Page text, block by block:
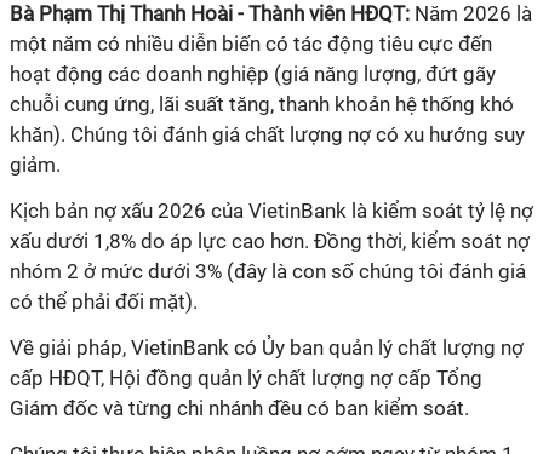
Bà Phạm Thị Thanh Hoài - Thành viên HĐQT: Năm 2026 là
một năm có nhiều diễn biến có tác động tiêu cực đến
hoạt động các doanh nghiệp (giá năng lượng, đứt gãy
chuỗi cung ứng, lãi suất tăng, thanh khoản hệ thống khó
khăn). Chúng tôi đánh giá chất lượng nợ có xu hướng suy
giảm.
Kịch bản nợ xấu 2026 của VietinBank là kiểm soát tỷ lệ nợ
xấu dưới 1,8% do áp lực cao hơn. Đồng thời, kiểm soát nợ
nhóm 2 ở mức dưới 3% (đây là con số chúng tôi đánh giá
có thể phải đối mặt).
Về giải pháp, VietinBank có Ủy ban quản lý chất lượng nợ
cấp HĐQT, Hội đồng quản lý chất lượng nợ cấp Tổng
Giám đốc và từng chi nhánh đều có ban kiểm soát.